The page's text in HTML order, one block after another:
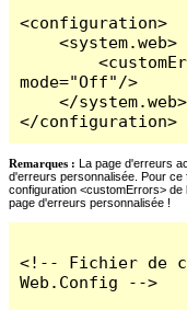
<configuration>
    <system.web>
        <customErrors
mode="Off"/>
    </system.web>
</configuration>
Remarques : La page d'erreurs
d'erreurs personnalisée. Pour ce
configuration <customErrors> de
page d'erreurs personnalisée !
<!-- Fichier de
Web.Config -->